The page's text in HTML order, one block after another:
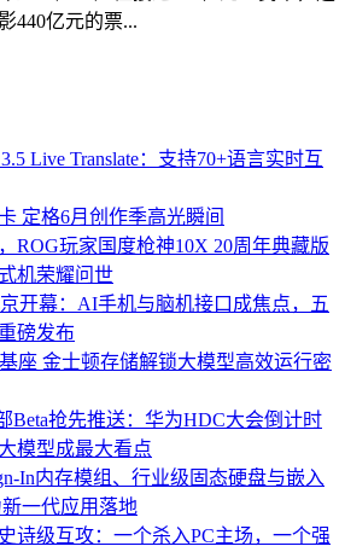
440亿元的票...
Live Translate：支持70+语言实时互
定格6月创作季高光瞬间
ROG玩家国度枪神10X 20周年典藏版
机荣耀问世
京开幕：AI手机与脑机接口成焦点，五
磅发布
座 金士顿存储解锁大模型高效运行密
Beta抢先推送：华为HDC大会倒计时
模型成最大看点
In内存模组、行业级固态硬盘与嵌入
一代应用落地
诗级互攻：一个杀入PC主场，一个强